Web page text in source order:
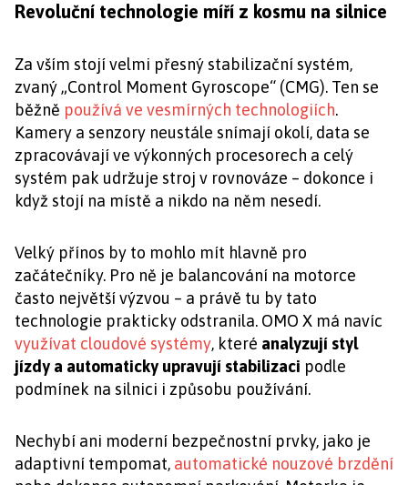
Revoluční technologie míří z kosmu na silnice
Za vším stojí velmi přesný stabilizační systém,
zvaný „Control Moment Gyroscope“ (CMG). Ten se
běžně používá ve vesmírných technologiích.
Kamery a senzory neustále snímají okolí, data se
zpracovávají ve výkonných procesorech a celý
systém pak udržuje stroj v rovnováze – dokonce i
když stojí na místě a nikdo na něm nesedí.
Velký přínos by to mohlo mít hlavně pro
začátečníky. Pro ně je balancování na motorce
často největší výzvou – a právě tu by tato
technologie prakticky odstranila. OMO X má navíc
využívat cloudové systémy, které analyzují styl
jízdy a automaticky upravují stabilizaci podle
podmínek na silnici i způsobu používání.
Nechybí ani moderní bezpečnostní prvky, jako je
adaptivní tempomat, automatické nouzové brzdění